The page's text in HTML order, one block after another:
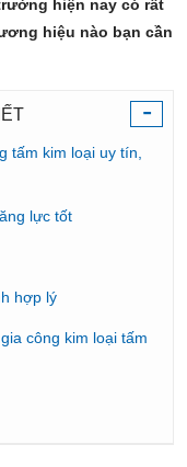
hiện nay có rất
hiệu nào bạn cần
-
tấm kim loại uy tín,
lực tốt
hợp lý
công kim loại tấm